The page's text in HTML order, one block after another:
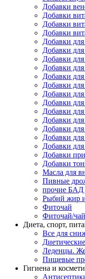
Добавки
Добавки
Добавки
Добавки
Добавки
Добавки
Добавки
Добавки для
Добавки
Добавки
Добавки
Добавки
Добавки
Добавки
Добавки для
Добавки
Добавки
Добавки
Добавки
Масла для
Пивные
прочие БАД
Рыбий жир
Фиточай
Фиточай/чай
Диета, спорт,
Все для
Леденцы.
Пищевые
Гигиена и